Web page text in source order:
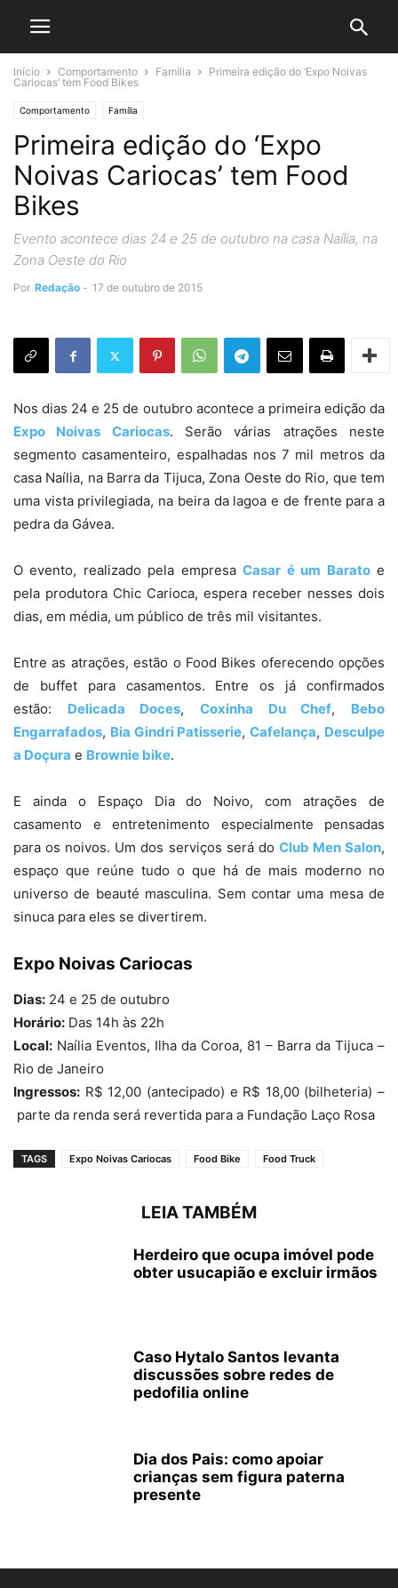
Início Comportamento Família
Primeira edição do ‘Expo Noivas
Cariocas’ tem Food Bikes
Comportamento Família
Primeira edição do ‘Expo
Noivas Cariocas’ tem Food
Bikes
Evento acontece dias 24 e 25 de outubro na casa Naília, na
Zona Oeste do Rio
Por Redação - 17 de outubro de 2015
Nos dias 24 e 25 de outubro acontece a primeira edição da
Expo Noivas Cariocas. Serão várias atrações neste
segmento casamenteiro, espalhadas nos 7 mil metros da
casa Naília, na Barra da Tijuca, Zona Oeste do Rio, que tem
uma vista privilegiada, na beira da lagoa e de frente para a
pedra da Gávea.
O evento, realizado pela empresaCasar é um Baratoe
pela produtora Chic Carioca, espera receber nesses dois
dias, em média, um público de três mil visitantes.
Entre as atrações, estão o Food Bikes oferecendo opções
de buffet para casamentos. Entre os já confirmados
estão: Delicada Doces,Coxinha Du Chef, Bebo
Engarrafados, Bia Gindri Patisserie,Cafelança, Desculpe
a Doçura e Brownie bike.
E ainda o Espaço Dia do Noivo, com atrações de
casamento e entretenimento especialmente pensadas
para os noivos. Um dos serviços será do Club Men Salon,
espaço que reúne tudo o que há de mais moderno no
universo de beauté masculina. Sem contar uma mesa de
sinuca para eles se divertirem.
Expo Noivas Cariocas
Dias: 24 e 25 de outubro
Horário: Das 14h às 22h
Local: Naília Eventos, Ilha da Coroa, 81 – Barra da Tijuca –
Rio de Janeiro
Ingressos: R$ 12,00 (antecipado) e R$ 18,00 (bilheteria) –
parte da renda será revertida para a Fundação Laço Rosa
TAGS Expo Noivas Cariocas Food Bike Food Truck
LEIA TAMBÉM
Herdeiro que ocupa imóvel pode
obter usucapião e excluir irmãos
Caso Hytalo Santos levanta
discussões sobre redes de
pedofilia online
Dia dos Pais: como apoiar
crianças sem figura paterna
presente